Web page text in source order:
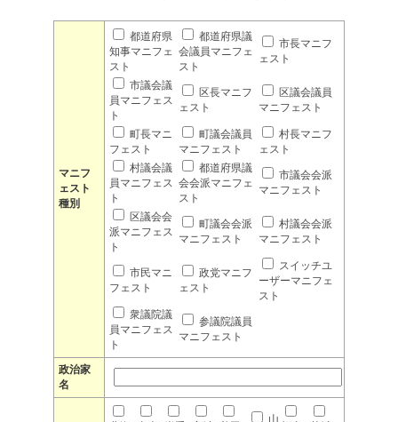
マニフ
ェスト
種別
都道府県
知事マニフェ
スト
都道府県議
会議員マニフェ
スト
市長マニフ
ェスト
市議会議
員マニフェス
ト
区長マニフ
ェスト
区議会議員
マニフェスト
町長マニ
フェスト
町議会議員
マニフェスト
村長マニフ
ェスト
村議会議
員マニフェス
ト
都道府県議
会会派マニフェ
スト
市議会会派
マニフェスト
区議会会
派マニフェス
ト
町議会会派
マニフェスト
村議会会派
マニフェスト
市民マニ
フェスト
政党マニフ
ェスト
スイッチユ
ーザーマニフェ
スト
衆議院議
員マニフェス
ト
参議院議員
マニフェスト
政治家
名
山